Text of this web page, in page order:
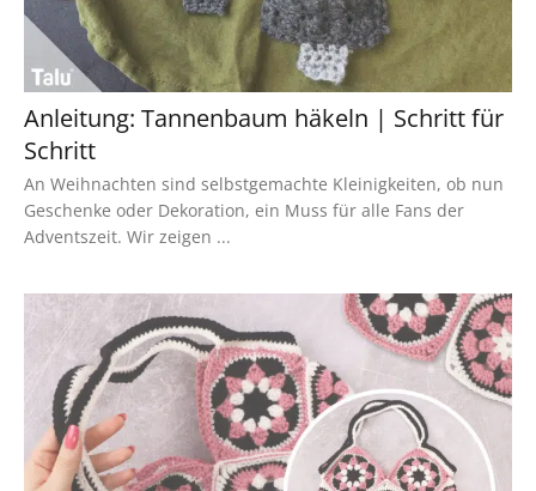
Anleitung: Tannenbaum häkeln | Schritt für
Schritt
An Weihnachten sind selbstgemachte Kleinigkeiten, ob nun
Geschenke oder Dekoration, ein Muss für alle Fans der
Adventszeit. Wir zeigen ...